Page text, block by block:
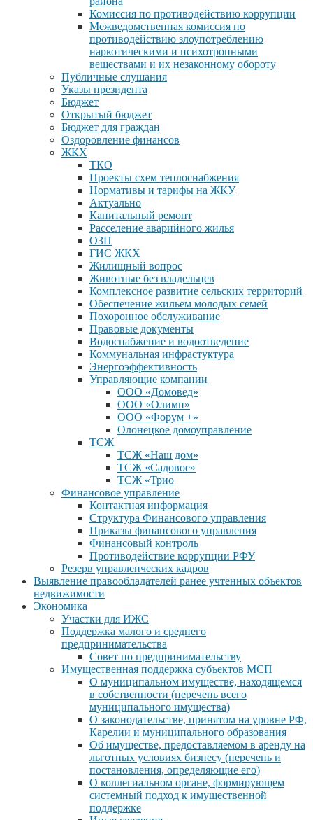
Комиссия по противодействию коррупции
Межведомственная комиссия по
противодействию злоупотреблению
наркотическими и психотропными
веществами и их незаконному обороту
Публичные слушания
Указы президента
Бюджет
Открытый бюджет
Бюджет для граждан
Оздоровление финансов
ЖКХ
ТКО
Проекты схем теплоснабжения
Нормативы и тарифы на ЖКУ
Актуально
Капитальный ремонт
Расселение аварийного жилья
ОЗП
ГИС ЖКХ
Жилищный вопрос
Животные без владельцев
Комплексное развитие сельских территорий
Обеспечение жильем молодых семей
Похоронное обслуживание
Правовые документы
Водоснабжение и водоотведение
Коммунальная инфрастуктура
Энергоэффективность
Управляющие компании
ООО «Домовед»
ООО «Олимп»
ООО «Форум +»
Олонецкое домоуправление
ТСЖ
ТСЖ «Наш дом»
ТСЖ «Садовое»
ТСЖ «Трио
Финансовое управление
Контактная информация
Структура Финансового управления
Приказы финансового управления
Финансовый контроль
Противодействие коррупции РФУ
Резерв управленческих кадров
Выявление правообладателей ранее учтенных объектов
недвижимости
Экономика
Участки для ИЖС
Поддержка малого и среднего
предпринимательства
Совет по предпринимательству
Имущественная поддержка субъектов МСП
О муниципальном имуществе, находящемся
в собственности (перечень всего
муниципального имущества)
О законодательстве, принятом на уровне РФ,
Карелии и муниципального образования
Об имуществе, предоставляемом в аренду на
льготных условиях бизнесу (перечень и
постановления, определяющие его)
О коллегиальном органе, формирующем
системный подход к имущественной
поддержке